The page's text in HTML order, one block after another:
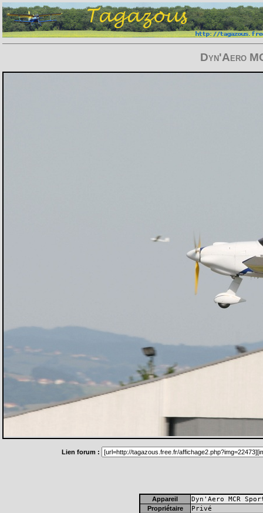
Dyn'Aero
Lien forum :
Appareil Dyn'Aero MCR
Propriétaire Privé